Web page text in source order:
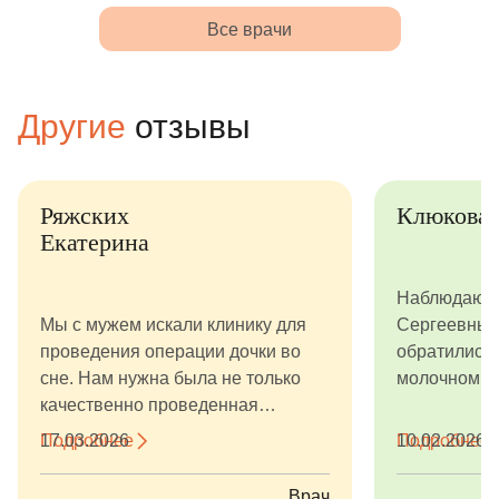
Все врачи
Другие отзывы
Ряжских
Екатерина
Мы с мужем искали клинику для
проведения операции дочки во
сне. Нам нужна была не только
качественно проведенная
операция, но и особое внимание к
Подробнее
17.03.2026
Клюкова
Сергеевны
обратились
молочном
азота, все
Подробнее
10.02.2026